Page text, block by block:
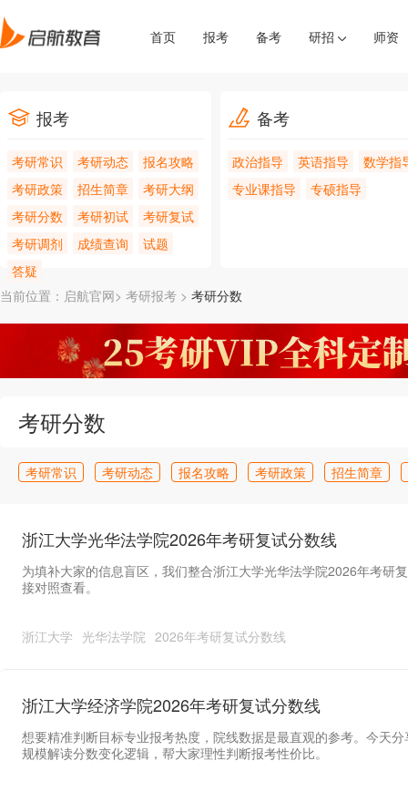
首页 报考 备考 研招 师资
报考
考研常识 考研动态
报名攻略
考研政策
招生简章
考研大纲
考研分数
考研初试
考研复试
考研调剂
成绩查询
试题
答疑
备考
政治指导 英语指导
数学指
专业课指导
专硕指导
当前位置： 启航官网> 考研报考 > 考研分数
考研分数
考研常识 考研动态 报名攻略 考研政策
招生简章
浙江大学光华法学院2026年考研复试分数线
为填补大家的信息盲区，我们整合浙江大学光华法学院2026年考研
接对照查看。
浙江大学 光华法学院 2026年考研复试分数线
浙江大学经济学院2026年考研复试分数线
想要精准判断目标专业报考热度，院线数据是最直观的参考。今天
规模解读分数变化逻辑，帮大家理性判断报考性价比。